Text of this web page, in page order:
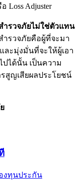
Loss Adjuster
ำรวจภัยไม่ใช่ตัวแทน
ำรวจภัยคือผู้ที่จะมา
ละมุ่งมั่นที่จะให้ผู้เอา
ปได้นั้น เป็นความ
สูญเสียผลประโยชน์
งทุนประกัน